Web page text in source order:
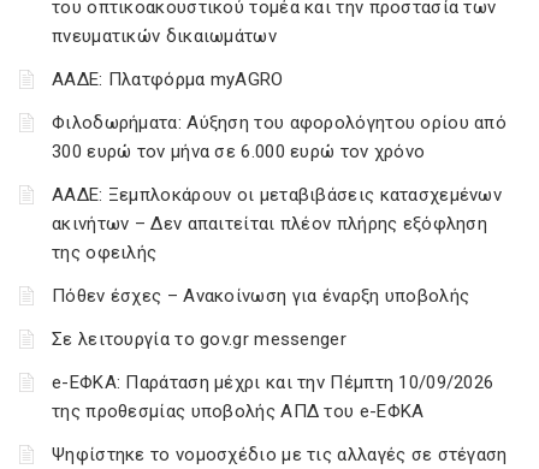
του οπτικοακουστικού τομέα και την προστασία των
πνευματικών δικαιωμάτων
ΑΑΔΕ: Πλατφόρμα myAGRO
Φιλοδωρήματα: Αύξηση του αφορολόγητου ορίου από
300 ευρώ τον μήνα σε 6.000 ευρώ τον χρόνο
ΑΑΔΕ: Ξεμπλοκάρουν οι μεταβιβάσεις κατασχεμένων
ακινήτων – Δεν απαιτείται πλέον πλήρης εξόφληση
της οφειλής
Πόθεν έσχες – Ανακοίνωση για έναρξη υποβολής
Σε λειτουργία το gov.gr messenger
e-ΕΦΚΑ: Παράταση μέχρι και την Πέμπτη 10/09/2026
της προθεσμίας υποβολής ΑΠΔ του e-ΕΦΚΑ
Ψηφίστηκε το νομοσχέδιο με τις αλλαγές σε στέγαση